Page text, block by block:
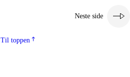
Neste side
Til toppen